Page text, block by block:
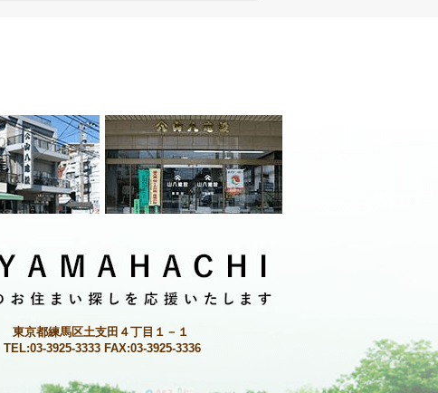
東京都練馬区土支田４丁目１－１
TEL:03-3925-3333 FAX:03-3925-3336